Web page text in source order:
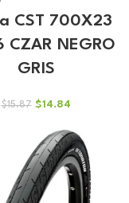
CST 700X23
CZAR NEGRO
GRIS
$15.87 El
original
era:
$15.87.
$14.84El
actual
es:
$14.84.